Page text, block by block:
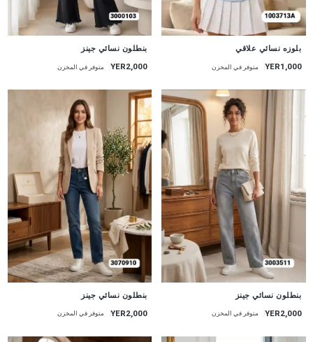
جديد
بلوزه نسائي علاقي
YER1,000 متوفر في المخزن
بنطلون نسائي جينز
YER2,000 متوفر في المخزن
بنطلون نسائي جينز
YER2,000 متوفر في المخزن
بنطلون نسائي جينز
YER2,000 متوفر في المخزن